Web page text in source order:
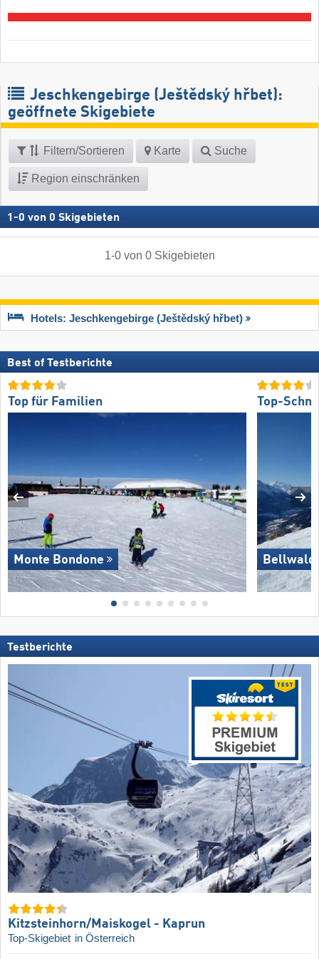
Jeschkengebirge (Ještědský hřbet):
geöffnete Skigebiete
Filtern/Sortieren Karte Suche
Region einschränken
1 -0 von 0 Skigebieten
1-0von 0 Skigebieten
Hotels: Jeschkengebirge (Ještědský hřbet)
Best of Testberichte
Top für Familien
Monte Bondone
Top-
Bellwald
Testberichte
Kitzsteinhorn/​Maiskogel - Kaprun
Top-Skigebiet in Österreich